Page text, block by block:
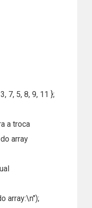
7, 5, 8, 9, 11 };
a troca
array
array:\n");